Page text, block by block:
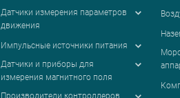
Датчики измерения параметров
движения
Импульсные источники питания
Датчики и приборы для
измерения магнитного поля